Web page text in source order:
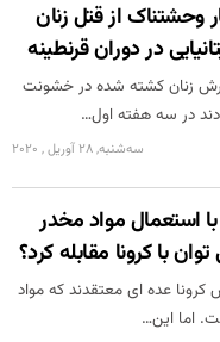
وحشتناک از قتل زنان
در دوران قرنطینه
زنان کشته شده در خشونت
در سه هفته اول…
سه‌شنبه, 28 آوریل , 2020
با استعمال مواد مخدر
با کرونا مقابله کرد؟
عده ای معتقدند که مواد
اما این…